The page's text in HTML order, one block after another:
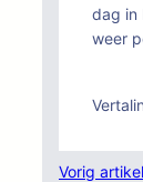
dag in
weer
Vorig artikel